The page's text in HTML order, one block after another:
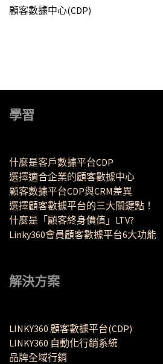
顧客數據中心(CDP)
學習
什麼是客戶數據平台CDP
選擇適合企業的顧客數據中心
顧客數據平台CDP與CRM差異
選擇顧客數據平台的三大關鍵點！
什麼是「顧客終身價值」LTV?
Linky360會員顧客數據平台6大功能
解決方案
LINKY360 顧客數據平台(CDP)
LINKY360 自動化行銷系統
品牌全域行銷